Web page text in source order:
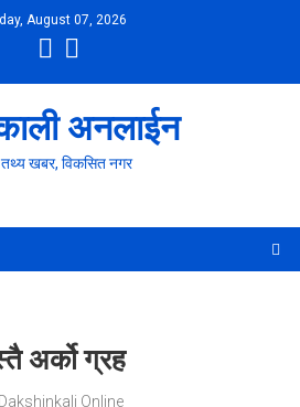
August 07, 2026
अनलाईन
खबर, विकसित नगर
अर्को ग्रह
Dakshinkali Online